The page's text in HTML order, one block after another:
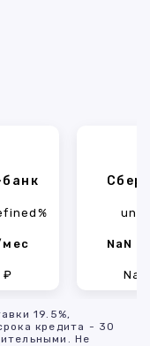
мес
₽
NaN
19.5%,
кредита - 30
Не